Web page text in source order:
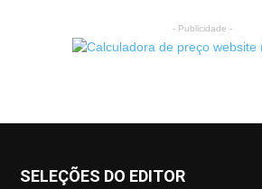
- Publicidade -
SELEÇÕES DO EDITOR